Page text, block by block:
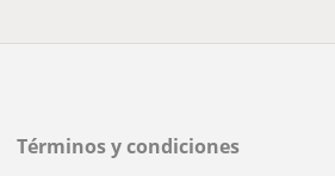
Términos y condiciones